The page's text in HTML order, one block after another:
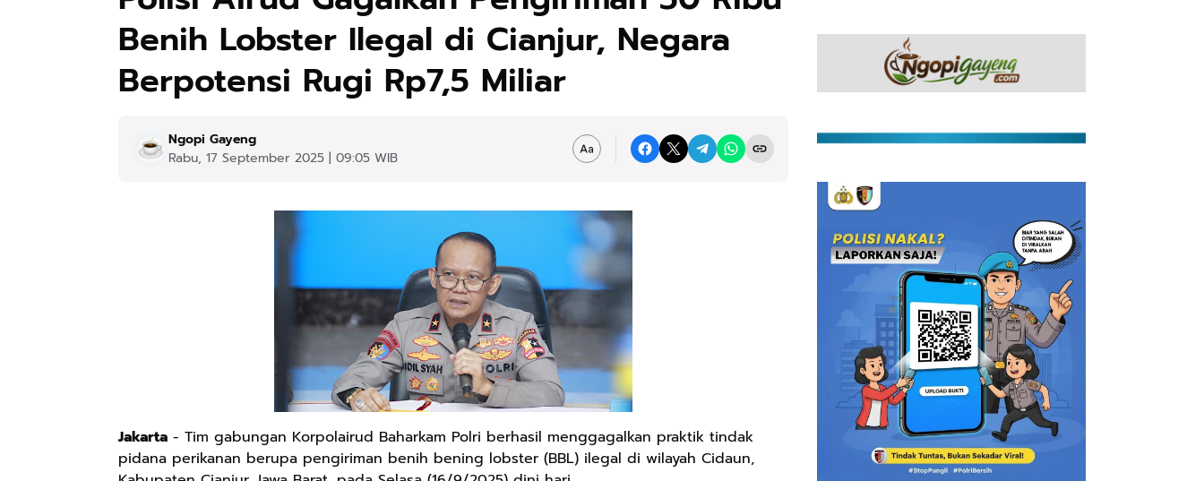
Benih Lobster Ilegal di Cianjur, Negara
Berpotensi Rugi Rp7,5 Miliar
Ngopi Gayeng
Rabu, 17 September 2025 | 09:05 WIB
Jakarta - Tim gabungan Korpolairud Baharkam Polri berhasil menggagalkan praktik tindak
pidana perikanan berupa pengiriman benih bening lobster (BBL) ilegal di wilayah Cidaun,